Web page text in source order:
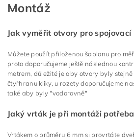
Montáž
Jak vyměřit otvory pro spojovací
Můžete použít přiloženou šablonu pro
proto doporučujeme ještě následnou
metrem, důležité je aby otvory byly
čtyřhranu kliky, u rozety doporučujeme
také aby byly "vodorovně"
Jaký vrták je při montáži
Vrtákem o průměru 6 mm si provrtáte